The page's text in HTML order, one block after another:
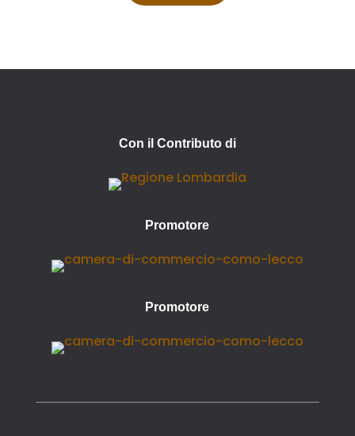
Con il Contributo di
Promotore
Promotore